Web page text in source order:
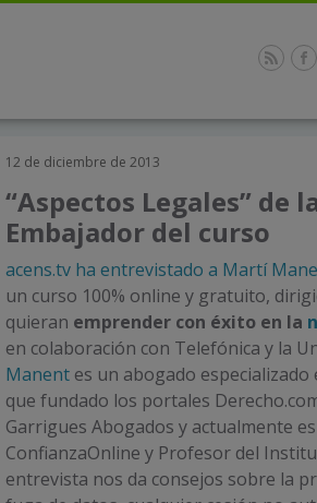
12 de diciembre de 2013
“Aspectos Legales” de
Embajador del curso
acens.tv ha entrevistado a Martí
un curso 100% online y gratuito,
quieran emprender con éxito en la
en colaboración con Telefónica y la
Manent es un abogado
que fundado los portales
Garrigues Abogados y actualmente
ConfianzaOnline y Profesor del
entrevista nos da consejos sobre la